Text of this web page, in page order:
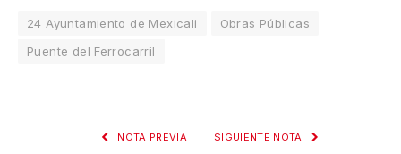
24 Ayuntamiento de Mexicali
Obras Públicas
Puente del Ferrocarril
NOTA PREVIA SIGUIENTE NOTA